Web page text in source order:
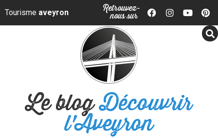
Panneau de gestion des cookies
Tourisme aveyron Retrouvez-
nous sur
Le blogDécouvrir
l'Aveyron